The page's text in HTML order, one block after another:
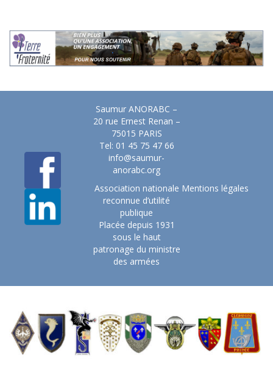
Saumur ANORABC –
20 rue Ernest Renan –
75015 PARIS
Tel: 01 45 75 47 66
info@saumur-
anorabc.org
Association nationale
reconnue d’utilité
publique
Placée depuis 1931
sous le haut
patronage du ministre
des armées
Mentions légales